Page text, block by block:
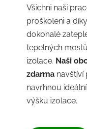
Všichni naši
proškoleni a
dokonalé
tepelných
izolace. Naši
zdarmanavštíví
navrhnou
výšku izolace.